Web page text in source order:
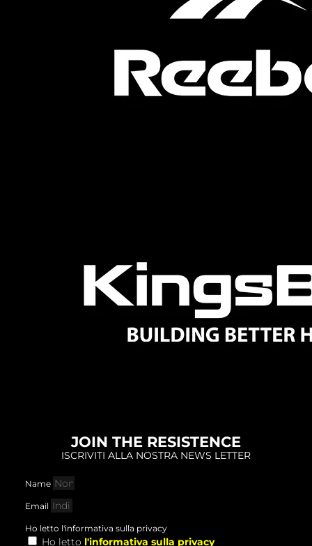
JOIN THE RESISTENCE
ISCRIVITI ALLA NOSTRA NEWS LETTER
Name
Email
Ho letto l'informativa sulla privacy
Ho letto l'informativa sulla privacy